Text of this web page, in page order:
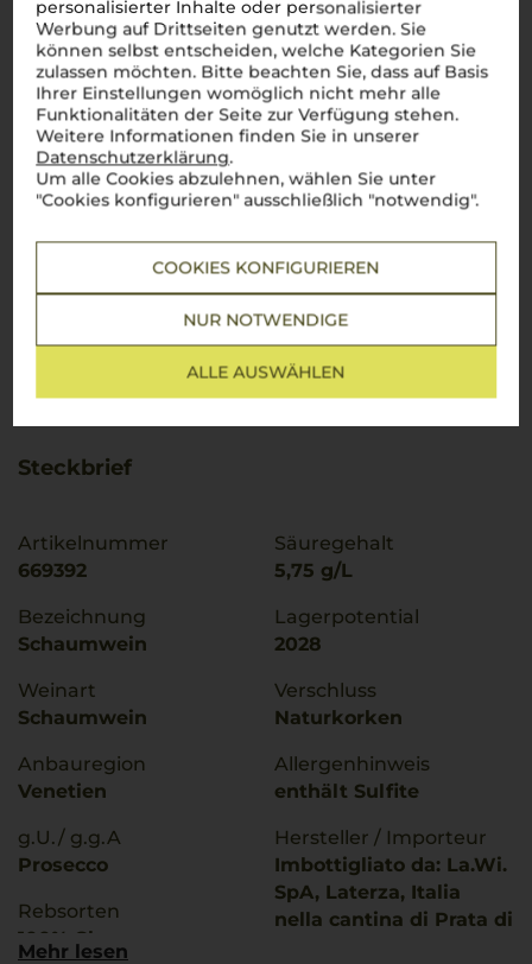
personalisierter Inhalte oder personalisierter
Werbung auf Drittseiten genutzt werden. Sie
können selbst entscheiden, welche Kategorien Sie
zulassen möchten. Bitte beachten Sie, dass auf Basis
Ihrer Einstellungen womöglich nicht mehr alle
Funktionalitäten der Seite zur Verfügung stehen.
Weitere Informationen finden Sie in unserer
Datenschutzerklärung.
Um alle Cookies abzulehnen, wählen Sie unter
"Cookies konfigurieren" ausschließlich "notwendig".
COOKIES KONFIGURIEREN
NUR NOTWENDIGE
ALLE AUSWÄHLEN
Steckbrief
Artikelnummer
669392
Bezeichnung
Schaumwein
Weinart
Schaumwein
Anbauregion
Venetien
g.U./ g.g.A
Prosecco
Rebsorten
100% Glera
Säuregehalt
5,75 g/L
Lagerpotential
2028
Verschluss
Naturkorken
Allergenhinweis
enthält Sulfite
Hersteller / Importeur
Imbottigliato da: La.Wi.
SpA, Laterza, Italia
nella cantina di Prata di
Mehr lesen